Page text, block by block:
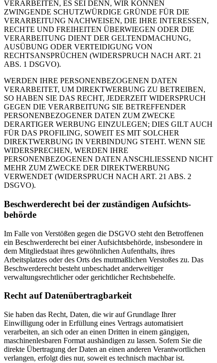
VERARBEITEN, ES SEI DENN, WIR KÖNNEN
ZWINGENDE SCHUTZWÜRDIGE GRÜNDE FÜR DIE
VERARBEITUNG NACHWEISEN, DIE IHRE INTERESSEN,
RECHTE UND FREIHEITEN ÜBERWIEGEN ODER DIE
VERARBEITUNG DIENT DER GELTENDMACHUNG,
AUSÜBUNG ODER VERTEIDIGUNG VON
RECHTSANSPRÜCHEN (WIDERSPRUCH NACH ART. 21
ABS. 1 DSGVO).
WERDEN IHRE PERSONENBEZOGENEN DATEN
VERARBEITET, UM DIREKTWERBUNG ZU BETREIBEN,
SO HABEN SIE DAS RECHT, JEDERZEIT WIDERSPRUCH
GEGEN DIE VERARBEITUNG SIE BETREFFENDER
PERSONENBEZOGENER DATEN ZUM ZWECKE
DERARTIGER WERBUNG EINZULEGEN; DIES GILT AUCH
FÜR DAS PROFILING, SOWEIT ES MIT SOLCHER
DIREKTWERBUNG IN VERBINDUNG STEHT. WENN SIE
WIDERSPRECHEN, WERDEN IHRE
PERSONENBEZOGENEN DATEN ANSCHLIESSEND NICHT
MEHR ZUM ZWECKE DER DIREKTWERBUNG
VERWENDET (WIDERSPRUCH NACH ART. 21 ABS. 2
DSGVO).
Beschwerde­recht bei der zuständigen Aufsichts­
behörde
Im Falle von Verstößen gegen die DSGVO steht den Betroffenen
ein Beschwerderecht bei einer Aufsichtsbehörde, insbesondere in
dem Mitgliedstaat ihres gewöhnlichen Aufenthalts, ihres
Arbeitsplatzes oder des Orts des mutmaßlichen Verstoßes zu. Das
Beschwerderecht besteht unbeschadet anderweitiger
verwaltungsrechtlicher oder gerichtlicher Rechtsbehelfe.
Recht auf Daten­übertrag­barkeit
Sie haben das Recht, Daten, die wir auf Grundlage Ihrer
Einwilligung oder in Erfüllung eines Vertrags automatisiert
verarbeiten, an sich oder an einen Dritten in einem gängigen,
maschinenlesbaren Format aushändigen zu lassen. Sofern Sie die
direkte Übertragung der Daten an einen anderen Verantwortlichen
verlangen, erfolgt dies nur, soweit es technisch machbar ist.